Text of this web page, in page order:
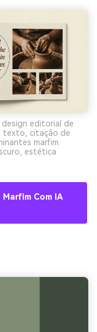
editorial de
texto, citação de
marfim
estética
Com IA